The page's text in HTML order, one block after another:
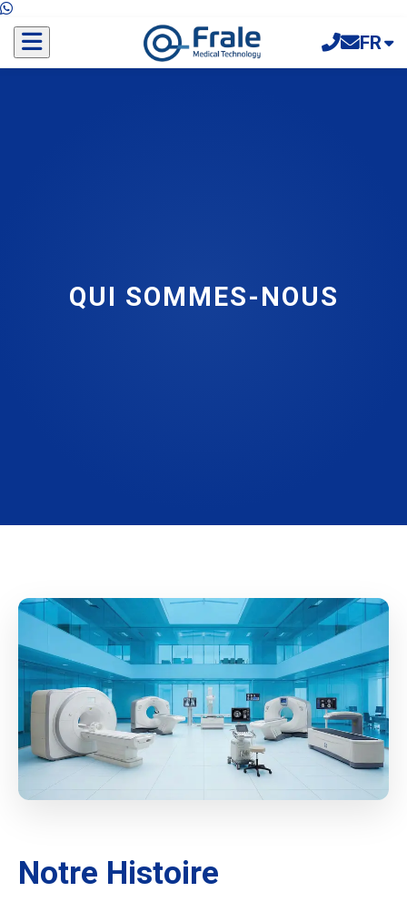
FR
QUI SOMMES-NOUS
Notre Histoire